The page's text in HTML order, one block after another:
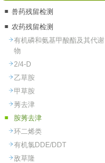
兽药残留检测
农药残留检测
有机磷和氨基甲酸酯及其代谢
物
2/4-D
乙草胺
甲草胺
莠去津
胺莠去津
环二烯类
有机氯DDE/DDT
敌草隆